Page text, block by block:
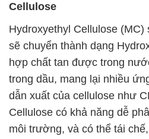
Cellulose
Hydroxyethyl Cellulose
sẽ chuyển thành dạng
hợp chất tan được trong
trong dầu, mang lại nhiều
dẫn xuất của cellulose như
Cellulose có khả năng dễ
môi trường, và có thể tái